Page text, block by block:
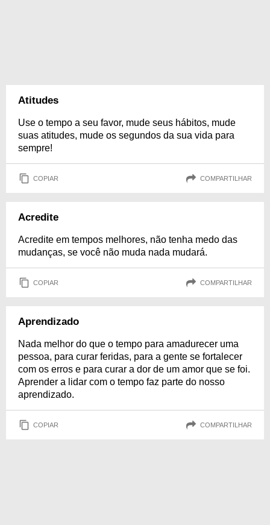
Atitudes
Use o tempo a seu favor, mude seus hábitos, mude
suas atitudes, mude os segundos da sua vida para
sempre!
COPIAR COMPARTILHAR
Acredite
Acredite em tempos melhores, não tenha medo das
mudanças, se você não muda nada mudará.
COPIAR COMPARTILHAR
Aprendizado
Nada melhor do que o tempo para amadurecer uma
pessoa, para curar feridas, para a gente se fortalecer
com os erros e para curar a dor de um amor que se foi.
Aprender a lidar com o tempo faz parte do nosso
aprendizado.
COPIAR COMPARTILHAR